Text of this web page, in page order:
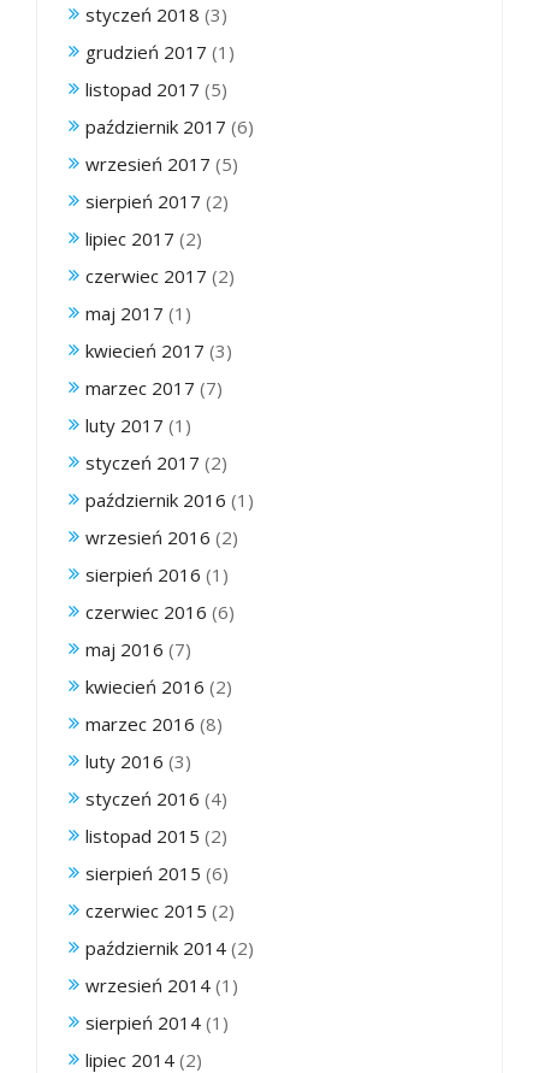
styczeń 2018 (3)
grudzień 2017 (1)
listopad 2017 (5)
październik 2017 (6)
wrzesień 2017 (5)
sierpień 2017 (2)
lipiec 2017 (2)
czerwiec 2017 (2)
maj 2017 (1)
kwiecień 2017 (3)
marzec 2017 (7)
luty 2017 (1)
styczeń 2017 (2)
październik 2016 (1)
wrzesień 2016 (2)
sierpień 2016 (1)
czerwiec 2016 (6)
maj 2016 (7)
kwiecień 2016 (2)
marzec 2016 (8)
luty 2016 (3)
styczeń 2016 (4)
listopad 2015 (2)
sierpień 2015 (6)
czerwiec 2015 (2)
październik 2014 (2)
wrzesień 2014 (1)
sierpień 2014 (1)
lipiec 2014 (2)